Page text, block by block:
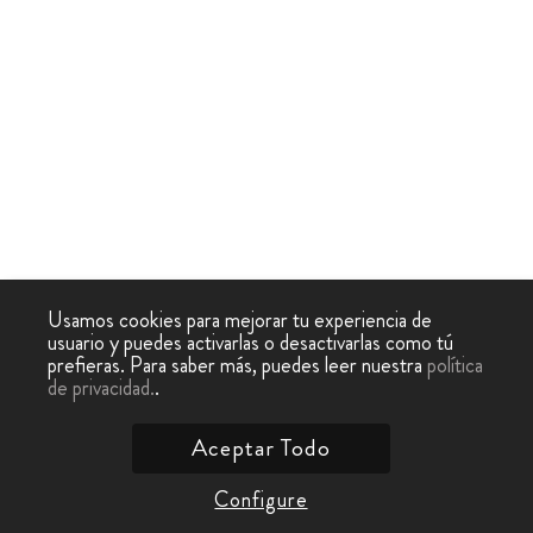
Usamos cookies para mejorar tu experiencia de
usuario y puedes activarlas o desactivarlas como tú
prefieras. Para saber más, puedes leer nuestrapolítica
de privacidad..
Configure
Aceptar Todo